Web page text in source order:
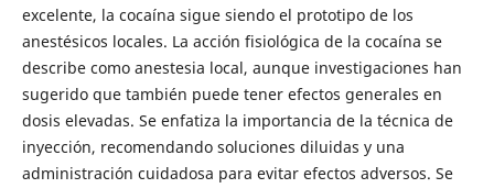
excelente, la cocaína sigue siendo el prototipo de los
anestésicos locales. La acción fisiológica de la cocaína se
describe como anestesia local, aunque investigaciones han
sugerido que también puede tener efectos generales en
dosis elevadas. Se enfatiza la importancia de la técnica de
inyección, recomendando soluciones diluidas y una
administración cuidadosa para evitar efectos adversos. Se